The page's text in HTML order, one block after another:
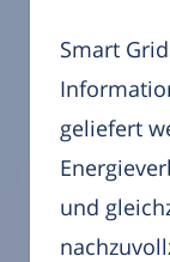
Smart
geliefert
und